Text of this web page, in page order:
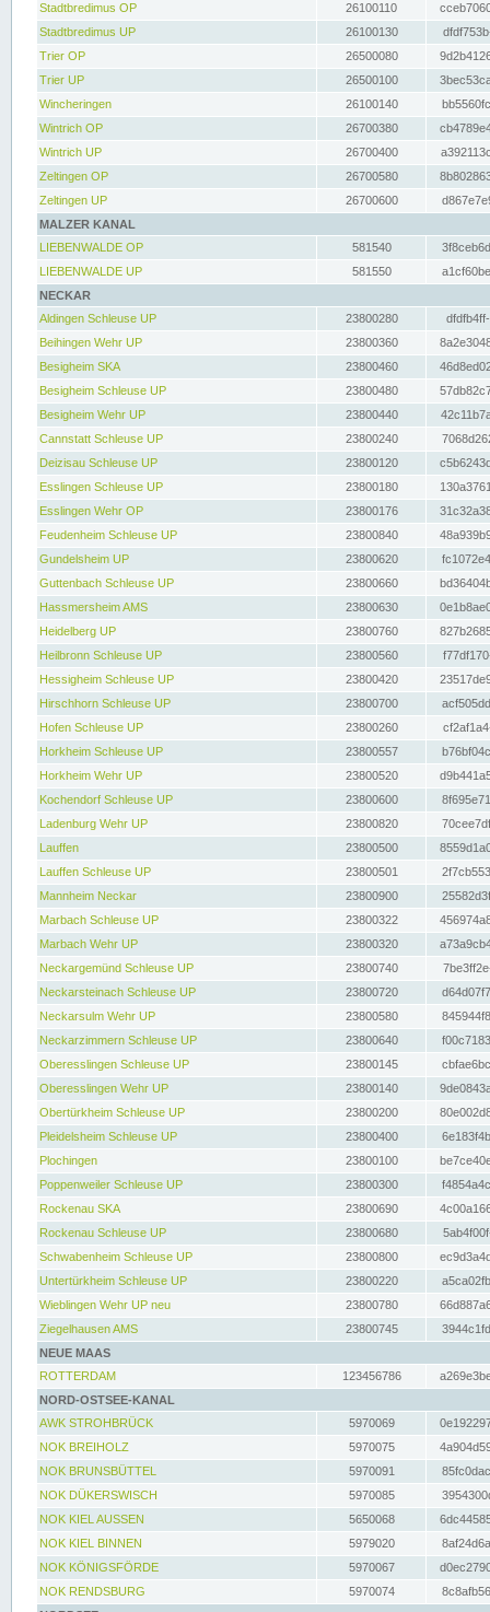
Stadtbredimus OP
26100110
Stadtbredimus UP
26100130
Trier OP
26500080
Trier UP
26500100
Wincheringen
26100140
Wintrich OP
26700380
Wintrich UP
26700400
Zeltingen OP
26700580
Zeltingen UP
26700600
MALZER KANAL
LIEBENWALDE OP
581540
LIEBENWALDE UP
581550
NECKAR
Aldingen Schleuse UP
23800280
Beihingen Wehr UP
23800360
Besigheim SKA
23800460
Besigheim Schleuse UP
23800480
Besigheim Wehr UP
23800440
Cannstatt Schleuse UP
23800240
Deizisau Schleuse UP
23800120
Esslingen Schleuse UP
23800180
Esslingen Wehr OP
23800176
Feudenheim Schleuse UP
23800840
Gundelsheim UP
23800620
Guttenbach Schleuse UP
23800660
Hassmersheim AMS
23800630
Heidelberg UP
23800760
Heilbronn Schleuse UP
23800560
Hessigheim Schleuse UP
23800420
Hirschhorn Schleuse UP
23800700
Hofen Schleuse UP
23800260
Horkheim Schleuse UP
23800557
Horkheim Wehr UP
23800520
Kochendorf Schleuse UP
23800600
Ladenburg Wehr UP
23800820
Lauffen
23800500
Lauffen Schleuse UP
23800501
Mannheim Neckar
23800900
Marbach Schleuse UP
23800322
Marbach Wehr UP
23800320
Neckargemünd Schleuse UP
23800740
Neckarsteinach Schleuse UP
23800720
Neckarsulm Wehr UP
23800580
Neckarzimmern Schleuse UP
23800640
Oberesslingen Schleuse UP
23800145
Oberesslingen Wehr UP
23800140
Obertürkheim Schleuse UP
23800200
Pleidelsheim Schleuse UP
23800400
Plochingen
23800100
Poppenweiler Schleuse UP
23800300
Rockenau SKA
23800690
Rockenau Schleuse UP
23800680
Schwabenheim Schleuse UP
23800800
Untertürkheim Schleuse UP
23800220
Wieblingen Wehr UP neu
23800780
Ziegelhausen AMS
23800745
NEUE MAAS
ROTTERDAM
123456786
NORD-OSTSEE-KANAL
AWK STROHBRÜCK
5970069
NOK BREIHOLZ
5970075
NOK BRUNSBÜTTEL
5970091
NOK DÜKERSWISCH
5970085
NOK KIEL AUSSEN
5650068
NOK KIEL BINNEN
5979020
NOK KÖNIGSFÖRDE
5970067
NOK RENDSBURG
5970074